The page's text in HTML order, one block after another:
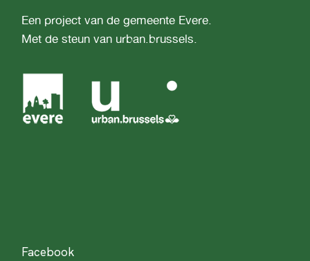
Een project van de gemeente Evere.
Met de steun van urban.brussels.
Facebook